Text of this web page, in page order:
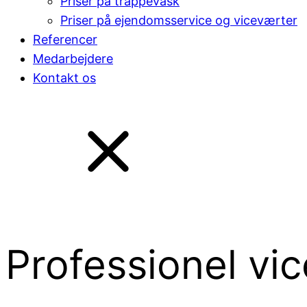
Priser på ejendomsservice og viceværter
Referencer
Medarbejdere
Kontakt os
Professionel